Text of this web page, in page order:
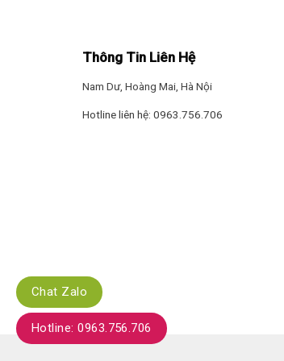
– Sử dụnggas R600alàm lạnh nhanh,
– Tủ vận hành êm ái, ổn định với điện
Thông Tin Liên Hệ
Nam Dư, Hoàng Mai, Hà Nội
Hotline liên hệ: 0963.756.706
Chat Zalo
Hotline: 0963.756.706